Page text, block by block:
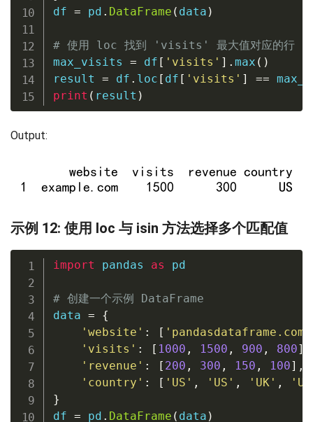
df = pd . DataFrame ( data )
# 使用 loc 找到 'visits' 最大值对应的行
max_visits = df [ 'visits' ] . max ( )
result = df . loc [ df [ 'visits' ] ==
print ( result )
Output:
示例 12: 使用 loc 与 isin 方法选择多个匹配值
import pandas as pd
# 创建一个示例 DataFrame
data =
{
'website' : [ 'pandasdataframe.com'
'visits' : [ 1000 , 1500 , 900 , 800]
'revenue' : [ 200 , 300 , 150 , 100] ,
'country' : [ 'US' , 'US' , 'UK' ,
}
df = pd . DataFrame ( data )